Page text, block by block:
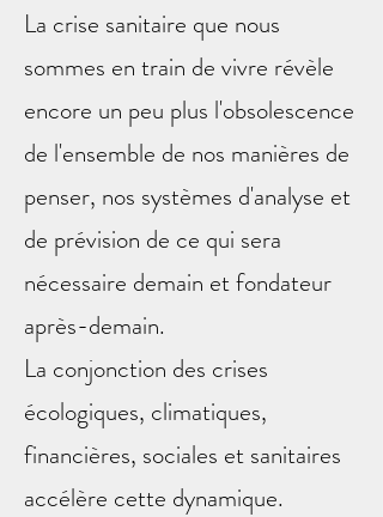
La crise sanitaire que nous
sommes en train de vivre révèle
encore un peu plus l'obsolescence
de l'ensemble de nos manières de
penser, nos systèmes d'analyse et
de prévision de ce qui sera
nécessaire demain et fondateur
après-demain.
La conjonction des crises
écologiques, climatiques,
financières, sociales et sanitaires
accélère cette dynamique.